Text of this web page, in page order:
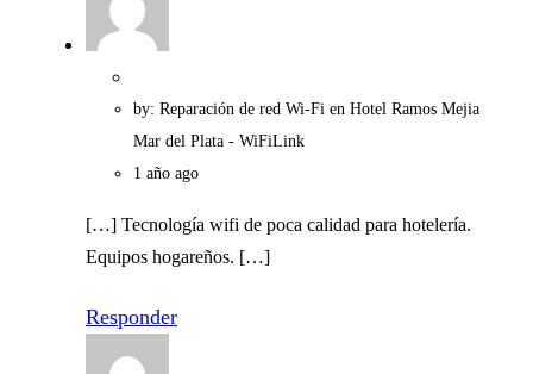
by: Reparación de red Wi-Fi en Hotel Ramos Mejia
Mar del Plata - WiFiLink
1 año ago
[…] Tecnología wifi de poca calidad para hotelería.
Equipos hogareños. […]
Responder